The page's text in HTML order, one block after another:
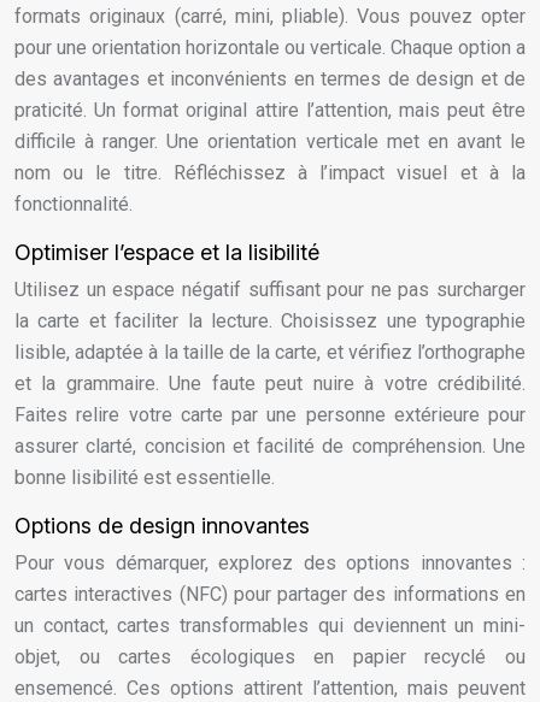
formats originaux (carré, mini, pliable). Vous pouvez opter
pour une orientation horizontale ou verticale. Chaque option a
des avantages et inconvénients en termes de design et de
praticité. Un format original attire l’attention, mais peut être
difficile à ranger. Une orientation verticale met en avant le
nom ou le titre. Réfléchissez à l’impact visuel et à la
fonctionnalité.
Optimiser l’espace et la lisibilité
Utilisez un espace négatif suffisant pour ne pas surcharger
la carte et faciliter la lecture. Choisissez une typographie
lisible, adaptée à la taille de la carte, et vérifiez l’orthographe
et la grammaire. Une faute peut nuire à votre crédibilité.
Faites relire votre carte par une personne extérieure pour
assurer clarté, concision et facilité de compréhension. Une
bonne lisibilité est essentielle.
Options de design innovantes
Pour vous démarquer, explorez des options innovantes :
cartes interactives (NFC) pour partager des informations en
un contact, cartes transformables qui deviennent un mini-
objet, ou cartes écologiques en papier recyclé ou
ensemencé. Ces options attirent l’attention, mais peuvent